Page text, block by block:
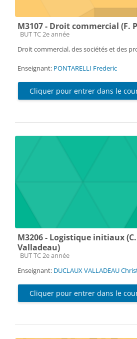
M3107 - Droit commercial (F.
Catégorie de cours
BUT TC 2e année
Droit commercial, des sociétés et des
Enseignant: PONTARELLI Frederic
Cliquer pour entrer dans le
M3206 - Logistique initiaux
Valladeau)
Catégorie de cours
BUT TC 2e année
Enseignant: DUCLAUX VALLADEAU
Cliquer pour entrer dans le